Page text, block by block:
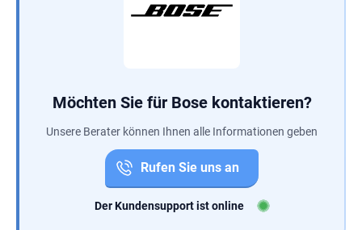
Möchten Sie für Bose kontaktieren?
Unsere Berater können Ihnen alle Informationen geben
Rufen Sie uns an
Der Kundensupport ist online